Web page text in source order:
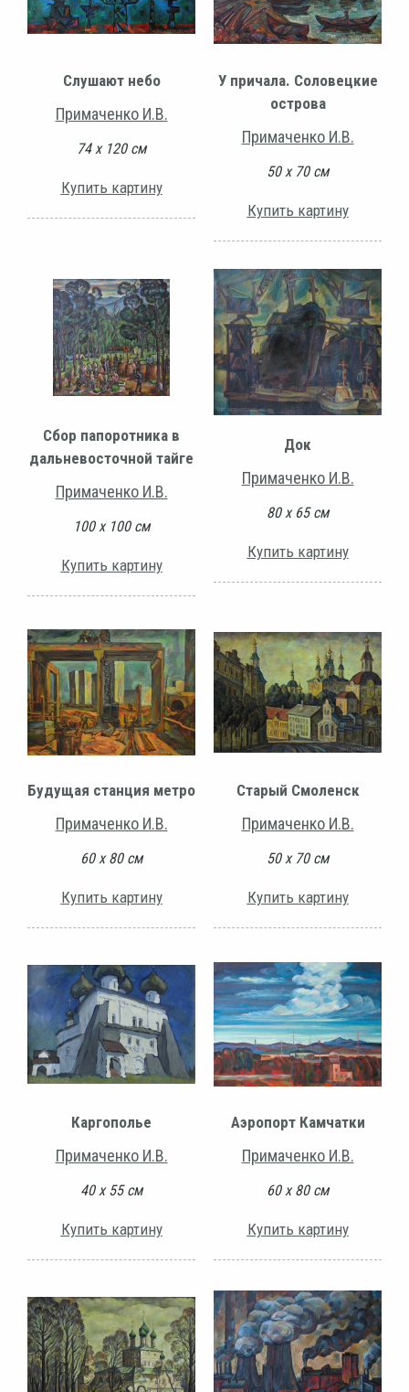
Слушают небо
Примаченко И.В.
74 х 120 см
Купить картину
У причала. Соловецкие
острова
Примаченко И.В.
50 х 70 см
Купить картину
Сбор папоротника в
дальневосточной тайге
Примаченко И.В.
100 х 100 см
Купить картину
Док
Примаченко И.В.
80 х 65 см
Купить картину
Будущая станция метро
Примаченко И.В.
60 х 80 см
Купить картину
Старый Смоленск
Примаченко И.В.
50 х 70 см
Купить картину
Каргополье
Примаченко И.В.
40 х 55 см
Купить картину
Аэропорт Камчатки
Примаченко И.В.
60 х 80 см
Купить картину